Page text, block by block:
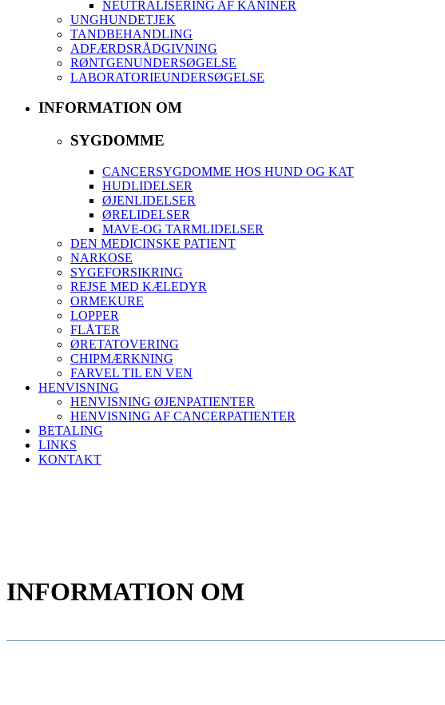
NEUTRALISERING AF KANINER
UNGHUNDETJEK
TANDBEHANDLING
ADFÆRDSRÅDGIVNING
RØNTGENUNDERSØGELSE
LABORATORIEUNDERSØGELSE
INFORMATION OM
SYGDOMME
CANCERSYGDOMME HOS HUND OG KAT
HUDLIDELSER
ØJENLIDELSER
ØRELIDELSER
MAVE-OG TARMLIDELSER
DEN MEDICINSKE PATIENT
NARKOSE
SYGEFORSIKRING
REJSE MED KÆLEDYR
ORMEKURE
LOPPER
FLÅTER
ØRETATOVERING
CHIPMÆRKNING
FARVEL TIL EN VEN
HENVISNING
HENVISNING ØJENPATIENTER
HENVISNING AF CANCERPATIENTER
BETALING
LINKS
KONTAKT
INFORMATION OM